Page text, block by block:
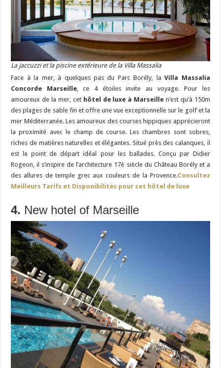
La jaccuzzi et la piscine extérieure de la Villa Massalia
Face à la mer, à quelques pas du Parc Borély, laVilla Massalia
Concorde Marseille, ce 4 étoiles invite au voyage. Pour les
amoureux de la mer, cet hôtel de luxe à Marseille n’est qu’à 150m
des plages de sable fin et offre une vue exceptionnelle sur le golf et la
mer Méditerranée. Les amoureux des courses hippiques apprécieront
la proximité avec le champ de course. Les chambres sont sobres,
riches de matières naturelles et élégantes. Situé près des calanques, il
est le point de départ idéal pour les ballades. Conçu par Didier
Rogeon, il s’inspire de l’architecture 17è siècle du Château Borély et a
des allures de temple grec aux couleurs de la Provence.Consultez
Meilleurs Tarifs et Disponibilités pour cet hôtel de luxe
4. New hotel of Marseille